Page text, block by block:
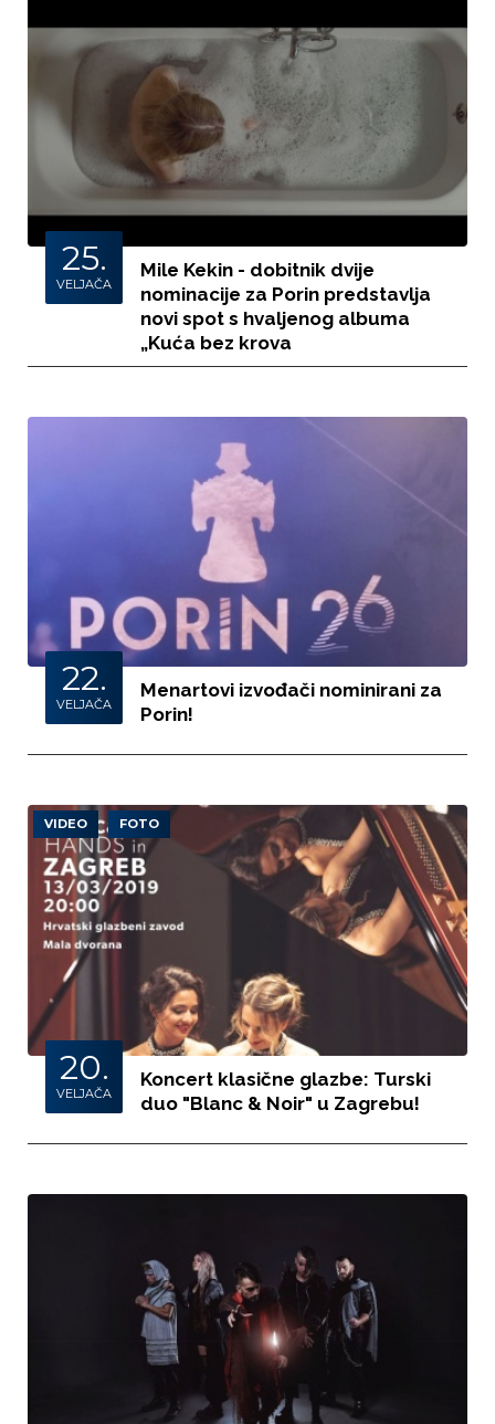
25.
VELJAČA
Mile Kekin - dobitnik dvije
nominacije za Porin predstavlja
novi spot s hvaljenog albuma
„Kuća bez krova
22.
VELJAČA
Menartovi izvođači nominirani za
Porin!
VIDEO FOTO
20.
VELJAČA
Koncert klasične glazbe: Turski
duo "Blanc & Noir" u Zagrebu!